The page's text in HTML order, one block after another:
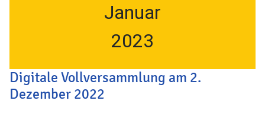
Januar
2023
Digitale Vollversammlung am 2.
Dezember 2022